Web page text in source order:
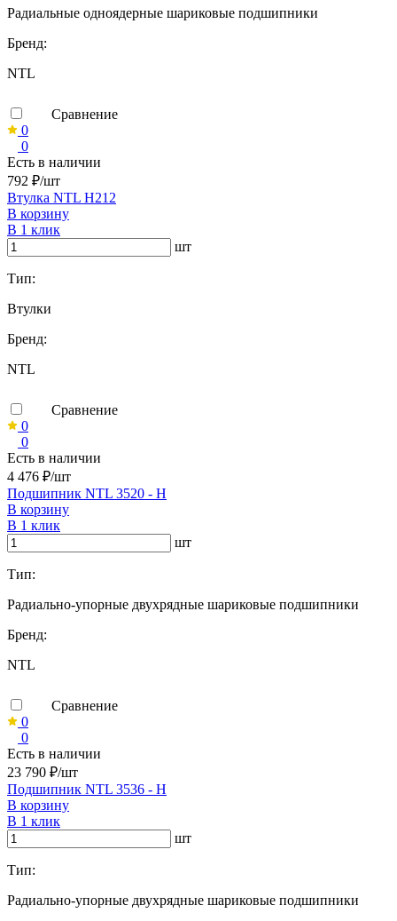
Радиальные одноядерные шариковые подшипники
Бренд:
NTL
Сравнение
0
0
Есть в наличии
792 ₽/шт
Втулка NTL H212
В корзину
В 1 клик
шт
Тип:
Втулки
Бренд:
NTL
Сравнение
0
0
Есть в наличии
4 476 ₽/шт
Подшипник NTL 3520 - H
В корзину
В 1 клик
шт
Тип:
Радиально-упорные двухрядные шариковые подшипники
Бренд:
NTL
Сравнение
0
0
Есть в наличии
23 790 ₽/шт
Подшипник NTL 3536 - H
В корзину
В 1 клик
шт
Тип:
Радиально-упорные двухрядные шариковые подшипники